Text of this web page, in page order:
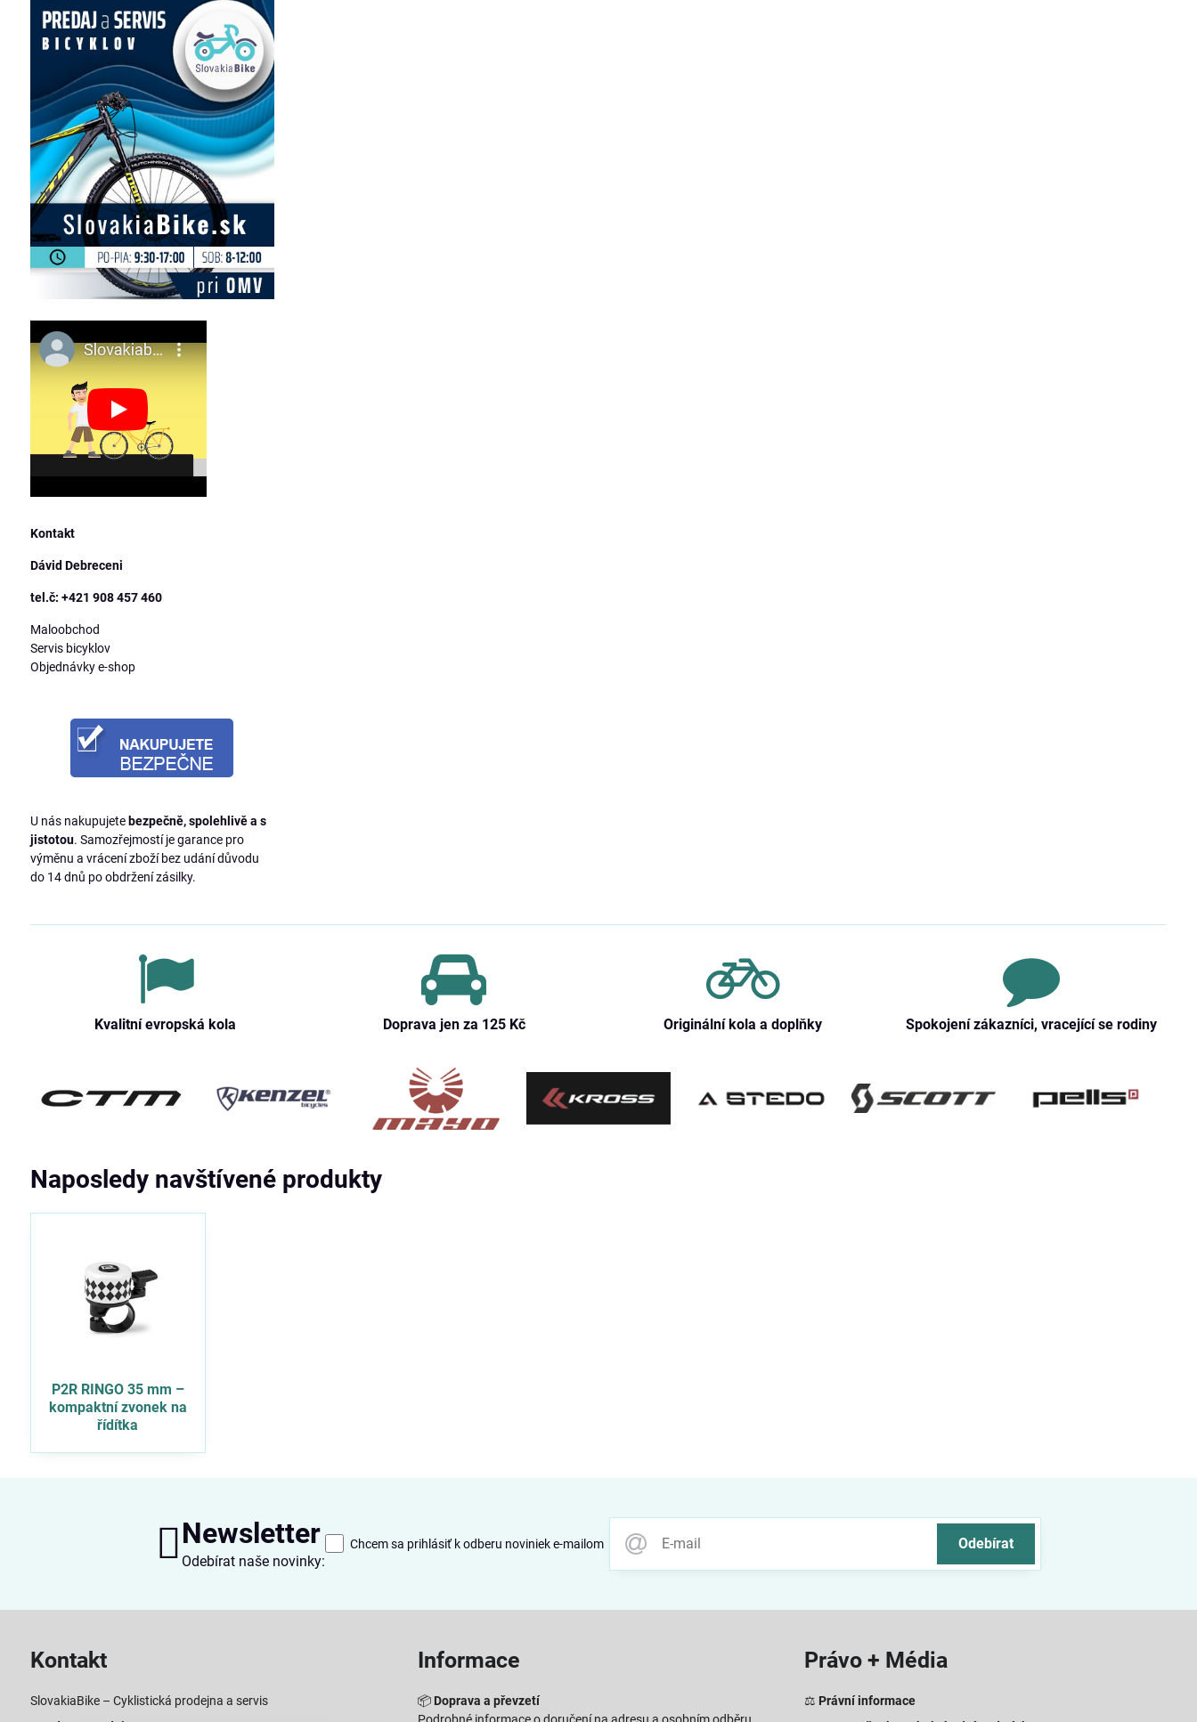
Kontakt
Dávid Debreceni
tel.č: +421 908 457 460
Maloobchod
Servis bicyklov
Objednávky e-shop
U nás nakupujete bezpečně, spolehlivě a s
jistotou. Samozřejmostí je garance pro
výměnu a vrácení zboží bez udání důvodu
do 14 dnů po obdržení zásilky.
Kvalitní evropská kola Doprava jen za 125 Kč Originální kola a doplňky Spokojení zákazníci, vracející se rodiny
Naposledy navštívené produkty
P2R RINGO 35 mm –
kompaktní zvonek na
řídítka
Newsletter
Odebírat naše novinky:
Odebírat
Chcem sa prihlásiť k odberu noviniek e-mailom
Kontakt
SlovakiaBike – Cyklistická prodejna a servis
Informace
📦 Doprava a převzetí
Podrobné informace o doručení na adresu a osobním odběru.
Právo + Média
⚖️ Právní informace